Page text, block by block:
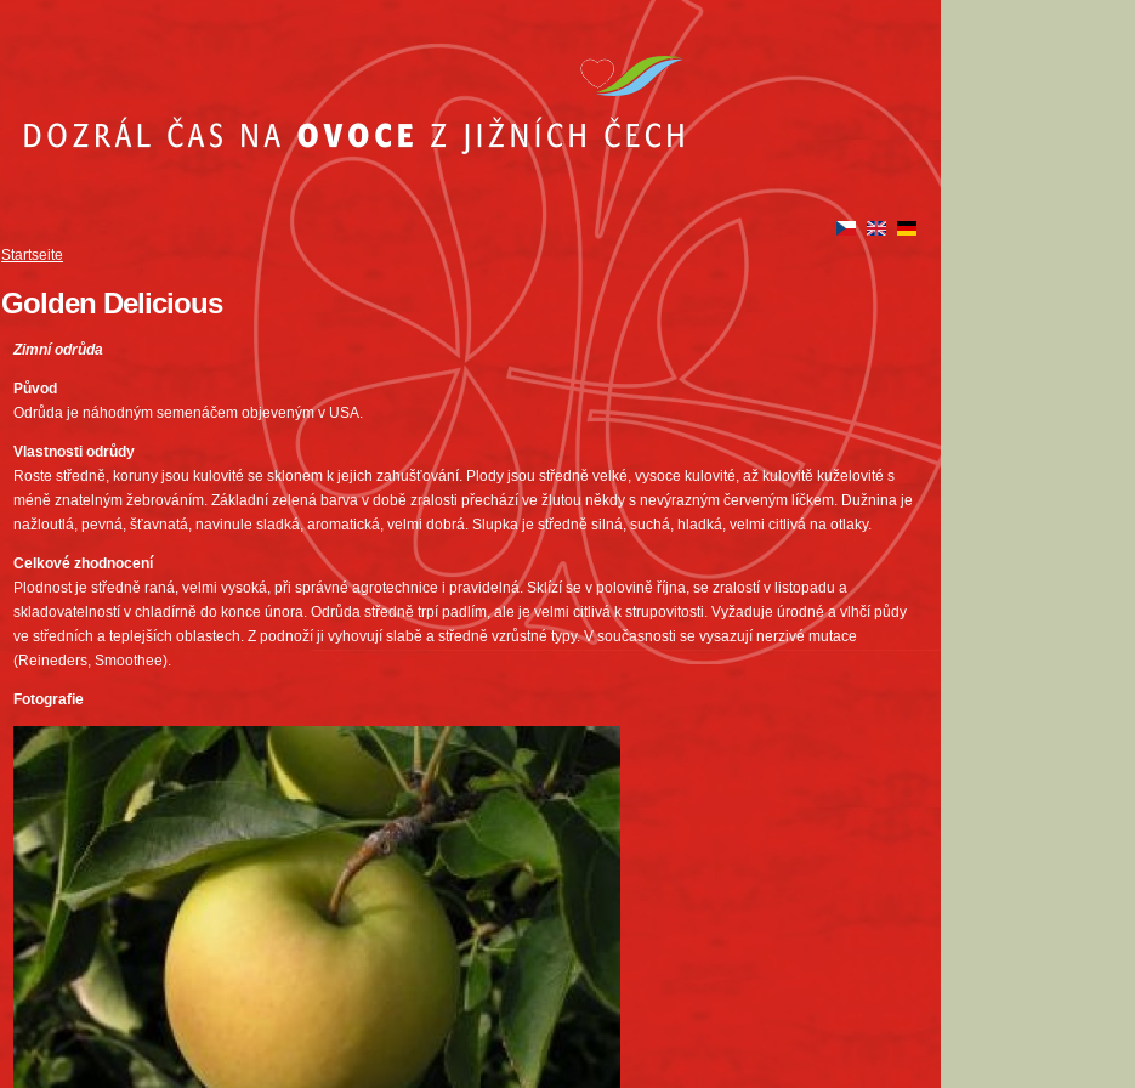
Startseite
Golden Delicious
Zimní odrůda
Původ
Odrůda je náhodným semenáčem objeveným v USA.
Vlastnosti odrůdy
Roste středně, koruny jsou kulovité se sklonem k jejich zahušťování. Plody jsou středně velké, vysoce kulovité, až kulovitě kuželovité s
méně znatelným žebrováním. Základní zelená barva v době zralosti přechází ve žlutou někdy s nevýrazným červeným líčkem. Dužnina je
nažloutlá, pevná, šťavnatá, navinule sladká, aromatická, velmi dobrá. Slupka je středně silná, suchá, hladká, velmi citlivá na otlaky.
Celkové zhodnocení
Plodnost je středně raná, velmi vysoká, při správné agrotechnice i pravidelná. Sklízí se v polovině října, se zralostí v listopadu a
skladovatelností v chladírně do konce února. Odrůda středně trpí padlím, ale je velmi citlivá k strupovitosti. Vyžaduje úrodné a vlhčí půdy
ve středních a teplejších oblastech. Z podnoží ji vyhovují slabě a středně vzrůstné typy. V současnosti se vysazují nerzivé mutace
(Reineders, Smoothee).
Fotografie